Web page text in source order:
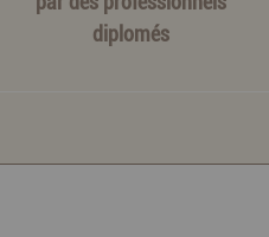
diplomés